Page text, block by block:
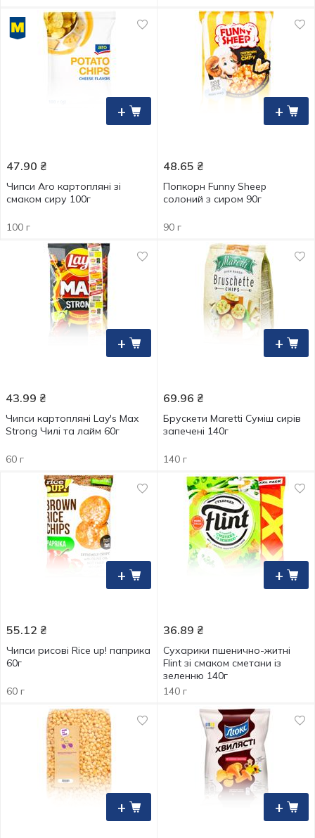
+
47.90 ₴
Чипси Aro картопляні зі
смаком сиру 100г
100 г
+
48.65 ₴
Попкорн Funny Sheep
солоний з сиром 90г
90 г
+
43.99 ₴
Чипси картопляні Lay's Max
Strong Чилі та лайм 60г
60 г
+
69.96 ₴
Брускети Maretti Суміш сирів
запечені 140г
140 г
+
55.12 ₴
Чипси рисові Rice up! паприка
60г
60 г
+
36.89 ₴
Сухарики пшенично-житні
Flint зі смаком сметани із
зеленню 140г
140 г
+ +